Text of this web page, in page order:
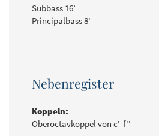
Subbass 16’
Principalbass 8'
Nebenregister
Koppeln:
Oberoctavkoppel von c'-f''